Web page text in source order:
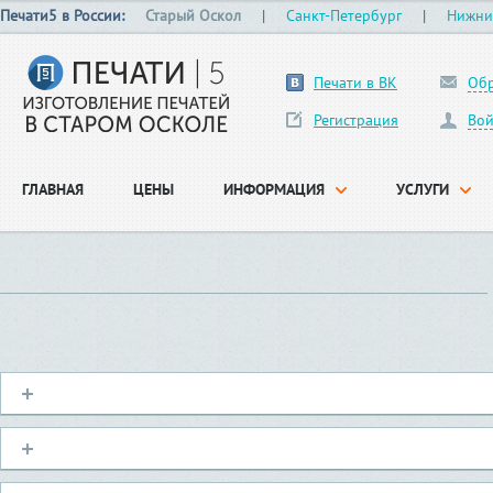
Печати5 в России: Старый Оскол | Санкт-Петербург |
Печати в ВК
Регистрация
ГЛАВНАЯ ЦЕНЫ ИНФОРМАЦИЯ УСЛУГИ